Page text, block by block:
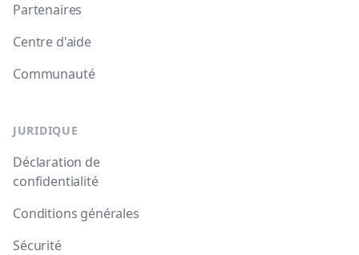
Partenaires
Centre d'aide
Communauté
JURIDIQUE
Déclaration de
confidentialité
Conditions générales
Sécurité